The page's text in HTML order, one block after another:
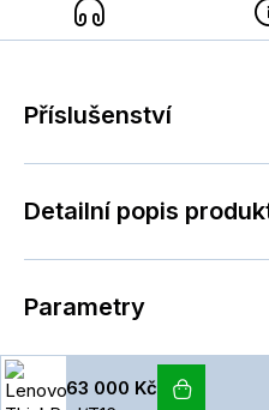
Příslušenství
Detailní popis
Parametry
63 000 Kč